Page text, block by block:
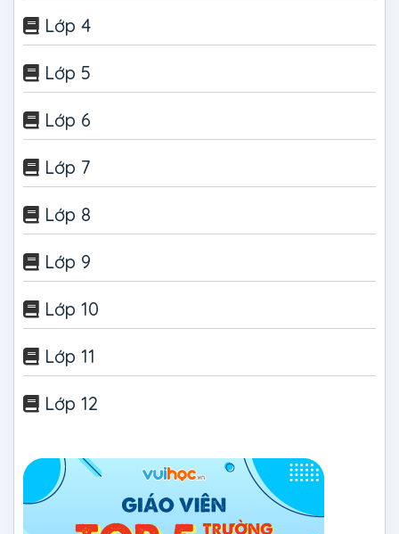
Lớp 4
Lớp 5
Lớp 6
Lớp 7
Lớp 8
Lớp 9
Lớp 10
Lớp 11
Lớp 12